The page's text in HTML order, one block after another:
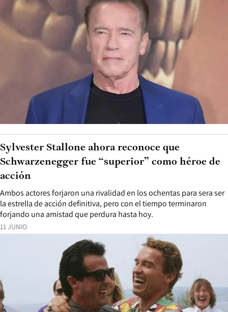
11 JUNIO
Ambos actores forjaron una rivalidad en los ochentas para sera ser
la estrella de acción definitiva, pero con el tiempo terminaron
forjando una amistad que perdura hasta hoy.
Sylvester Stallone ahora reconoce que
Schwarzenegger fue “superior” como héroe de
acción